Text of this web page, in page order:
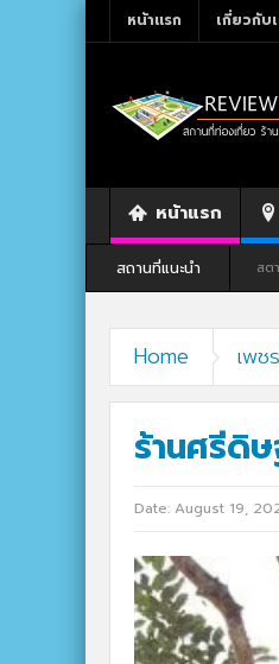
หน้าแรก เกี่ยวกับเ
หน้าแรก
สถานที่แนะนำ
สตาร์คาเฟ่ เขื่
Home เพ
ร้านศรีดิ
Date: August 19,